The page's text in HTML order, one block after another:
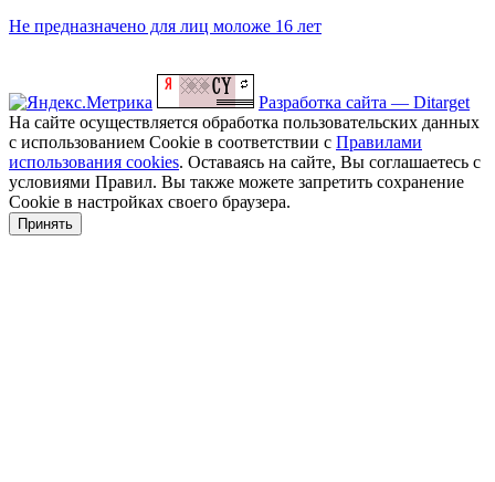
Не предназначено для лиц моложе 16 лет
Разработка сайта — Ditarget
На сайте осуществляется обработка пользовательских данных
с использованием Cookie в соответствии с Правилами
использования cookies. Оставаясь на сайте, Вы соглашаетесь с
условиями Правил. Вы также можете запретить сохранение
Cookie в настройках своего браузера.
Принять